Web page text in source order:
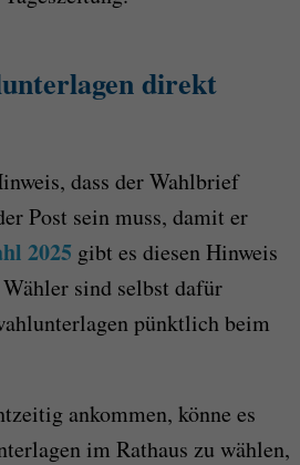
direkt
dass der Wahlbrief
Post sein muss, damit er
2025 gibt es diesen Hinweis
sind selbst dafür
pünktlich beim
ankommen, könne es
im Rathaus zu wählen,